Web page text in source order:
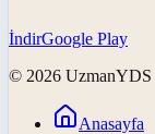
İndirGoogle Play
© 2026 UzmanYDS
Anasayfa